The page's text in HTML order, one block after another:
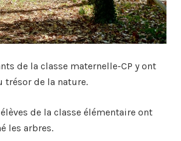
de la classe maternelle-CP y ont
trésor de la nature.
de la classe élémentaire ont
les arbres.